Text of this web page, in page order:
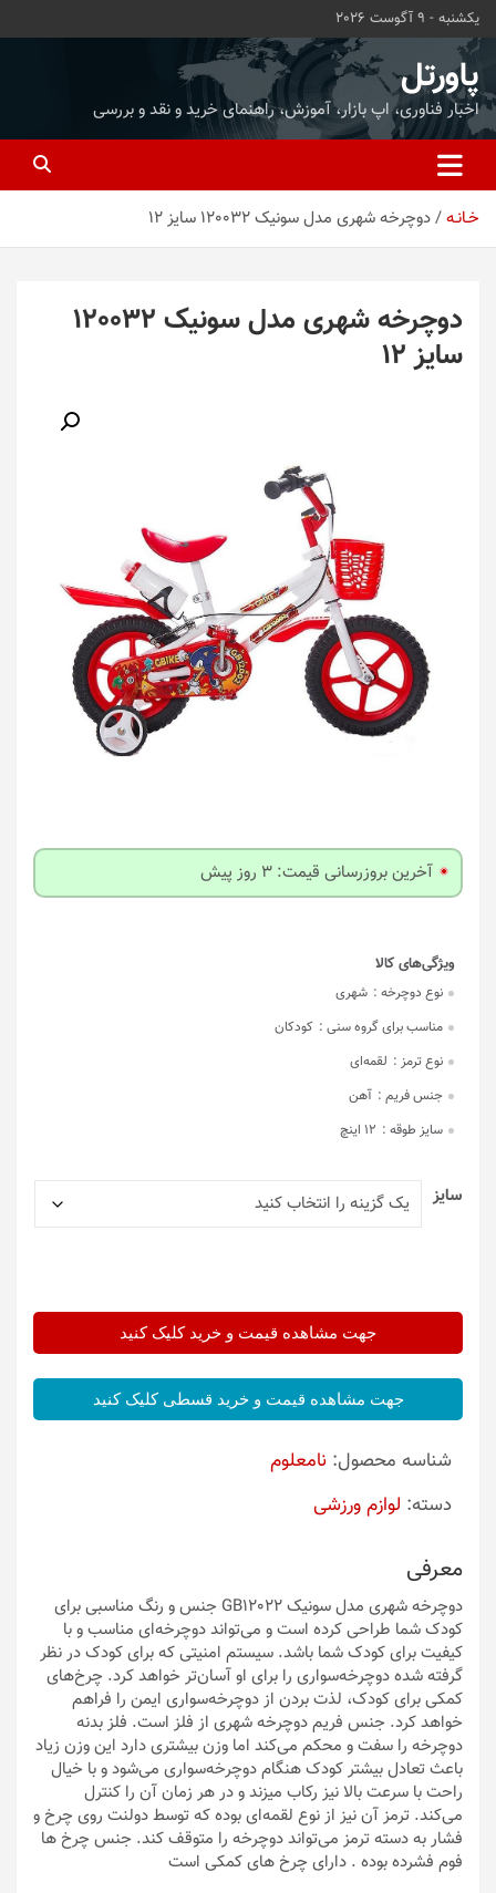
محتوا
بروید
یکشنبه - 9 آگوست 2026
پاورتل
اخبار فناوری، اپ بازار، آموزش، راهنمای خرید و نقد و بررسی
خـانـه دوچرخه شهری مدل سونیک 120032 سایز 12
دوچرخه شهری مدل سونیک 120032
سایز 12
آخرین بروزرسانی قیمت: 3 روز پیش
نوع دوچرخه : شهری
مناسب برای گروه سنی : کودکان
نوع ترمز : لقمه‌ای
جنس فریم : آهن
سایز طوقه : 12 اینچ
سایز
جهت مشاهده قیمت و خرید کلیک کنید
جهت مشاهده قیمت و خرید قسطی کلیک کنید
شناسه محصول: نامعلوم
دسته: لوازم ورزشی
معرفی
دوچرخه شهری مدل سونیک GB12022 جنس و رنگ مناسبی برای
کودک شما طراحی کرده است و می‌تواند دوچرخه‌ای مناسب و با
کیفیت برای کودک شما باشد. سیستم امنیتی که برای کودک در نظر
گرفته شده دوچرخه‌سواری را برای او آسان‌تر خواهد کرد. چرخ‌های
کمکی برای کودک، لذت بردن از دوچرخه‌سواری ایمن را فراهم
خواهد کرد. جنس فریم دوچرخه شهری از فلز است. فلز بدنه
دوچرخه را سفت و محکم می‌کند اما وزن بیشتری دارد این وزن زیاد
باعث تعادل بیشتر کودک هنگام دوچرخه‌سواری می‌شود و با خیال
راحت با سرعت بالا نیز رکاب میزند و در هر زمان آن را کنترل
می‌کند. ترمز آن نیز از نوع لقمه‌ای بوده که توسط دولنت روی چرخ و
فشار به دسته ترمز می‌تواند دوچرخه را متوقف کند. جنس چرخ ها
فوم فشرده بوده . دارای چرخ های کمکی است